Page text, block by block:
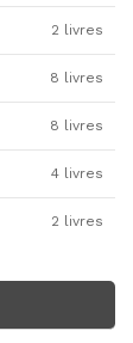
2 livres
8 livres
8 livres
4 livres
2 livres